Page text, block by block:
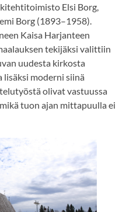
Elsi Borg,
Borg (1893–1958).
Kaisa Harjanteen
tekijäksi valittiin
uudesta kirkosta
lisäksi moderni siinä
olivat vastuussa
tuon ajan mittapuulla ei